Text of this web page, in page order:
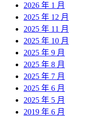
2026 年 1 月
2025 年 12 月
2025 年 11 月
2025 年 10 月
2025 年 9 月
2025 年 8 月
2025 年 7 月
2025 年 6 月
2025 年 5 月
2019 年 6 月